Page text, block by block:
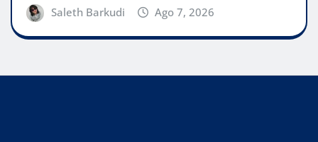
Saleth Barkudi Ago 7, 2026